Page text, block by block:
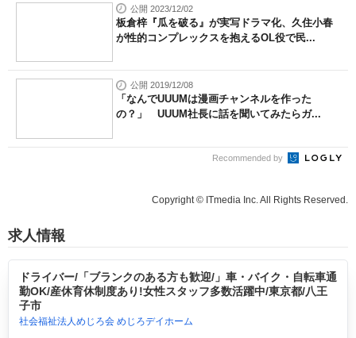
公開 2023/12/02
板倉梓『瓜を破る』が実写ドラマ化、久住小春
が性的コンプレックスを抱えるOL役で民...
公開 2019/12/08
「なんでUUUMは漫画チャンネルを作った
の？」 UUUM社長に話を聞いてみたらガ...
Recommended by
Copyright © ITmedia Inc. All Rights Reserved.
求人情報
ドライバー/「ブランクのある方も歓迎/」車・バイク・自転車通
勤OK/産休育休制度あり!女性スタッフ多数活躍中/東京都/八王
子市
社会福祉法人めじろ会 めじろデイホーム